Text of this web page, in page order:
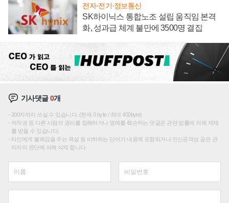
전자·전기·정보통신
SK하이닉스 통합노조 설립 움직임 본격
화, 성과급 체계 불만에 3500명 결집
기사댓글0개
200자까지 쓰실 수 있습니다. (현재 0 byte / 최대 400byte)
저작권 등 다른 사람의 권리를 침해하거나 명예를 훼손하는 댓글은 관련 법률에 의해 제재
를 받을 수 있습니다.
타인에게 불쾌감을 주는 욕설 등 비하하는 단어가 내용에 포함되거나 인신공격성 글은 관
리자의 판단에 의해 삭제 합니다.